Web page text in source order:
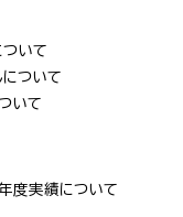
いて
について
いて
度実績について